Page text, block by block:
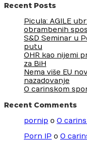
Recent Posts
Picula: AGILE
obrambenih
S&D Seminar u
putu
OHR kao nijemi
za BiH
Nema više EU
nazadovanje
O carinskom
Recent Comments
pornip o O
Porn IP o O